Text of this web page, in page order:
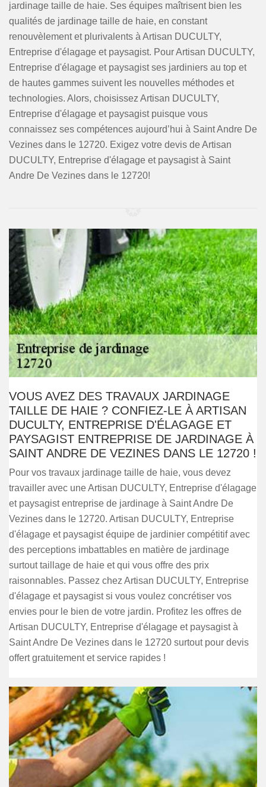
jardinage taille de haie. Ses équipes maîtrisent bien les
qualités de jardinage taille de haie, en constant
renouvèlement et plurivalents à Artisan DUCULTY,
Entreprise d'élagage et paysagist. Pour Artisan DUCULTY,
Entreprise d'élagage et paysagist ses jardiniers au top et
de hautes gammes suivent les nouvelles méthodes et
technologies. Alors, choisissez Artisan DUCULTY,
Entreprise d'élagage et paysagist puisque vous
connaissez ses compétences aujourd’hui à Saint Andre De
Vezines dans le 12720. Exigez votre devis de Artisan
DUCULTY, Entreprise d'élagage et paysagist à Saint
Andre De Vezines dans le 12720!
VOUS AVEZ DES TRAVAUX JARDINAGE
TAILLE DE HAIE ? CONFIEZ-LE À ARTISAN
DUCULTY, ENTREPRISE D'ÉLAGAGE ET
PAYSAGIST ENTREPRISE DE JARDINAGE À
SAINT ANDRE DE VEZINES DANS LE 12720 !
Pour vos travaux jardinage taille de haie, vous devez
travailler avec une Artisan DUCULTY, Entreprise d'élagage
et paysagist entreprise de jardinage à Saint Andre De
Vezines dans le 12720. Artisan DUCULTY, Entreprise
d'élagage et paysagist équipe de jardinier compétitif avec
des perceptions imbattables en matière de jardinage
surtout taillage de haie et qui vous offre des prix
raisonnables. Passez chez Artisan DUCULTY, Entreprise
d'élagage et paysagist si vous voulez concrétiser vos
envies pour le bien de votre jardin. Profitez les offres de
Artisan DUCULTY, Entreprise d'élagage et paysagist à
Saint Andre De Vezines dans le 12720 surtout pour devis
offert gratuitement et service rapides !